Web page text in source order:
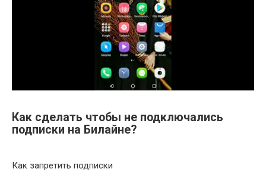
Как сделать чтобы не подключались
подписки на Билайне?
Как запретить подписки